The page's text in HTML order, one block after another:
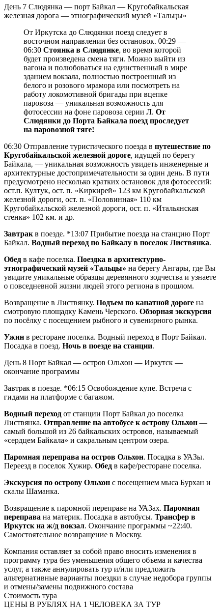
День 7 Слюдянка — порт Байкал — Кругобайкальская
железная дорога — этнографический музей «Тальцы»
От Иркутска до Слюдянки поезд следует в
восточном направлении без остановок. 00:29 —
06:30 Стоянка в Слюдянке, во время которой
будет произведена смена тяги. Можно выйти из
вагона и полюбоваться на единственный в мире
зданием вокзала, полностью построенный из
белого и розового мрамора или посмотреть на
работу локомотивной бригады при вцепке
паровоза — уникальная возможность для
фотосессии на фоне паровоза серии Л. От
Слюдянки до Порта Байкала поезд проследует
на паровозной тяге!
06:30 Отправление туристического поезда в путешествие по
Кругобайкальской железной дороге, идущей по берегу
Байкала, — уникальная возможность увидеть инженерные и
архитектурные достопримечательности за один день. В пути
предусмотрено несколько кратких остановок для фотосессий:
ост.п. Култук, ост. п. «Киркирей» 123 км Кругобайкальской
железной дороги, ост. п. «Половинная» 110 км
Кругобайкальской железной дороги, ост. п. «Итальянская
стенка» 102 км. и др.
Завтрак в поезде. *13:07 Прибытие поезда на станцию Порт
Байкал. Водный переход по Байкалу в поселок Листвянка.
Обед в кафе поселка. Поездка в архитектурно-
этнографический музей «Тальцы» на берегу Ангары, где Вы
увидите уникальные образцы деревянного зодчества и узнаете
о повседневной жизни людей этого региона в прошлом.
Возвращение в Листвянку. Подъем по канатной дороге на
смотровую площадку Камень Черского. Обзорная экскурсия
по посёлку с посещением рыбного и сувенирного рынка.
Ужин в ресторане поселка. Водный переход в Порт Байкал.
Посадка в поезд. Ночь в поезде на станции.
День 8 Порт Байкал — остров Ольхон — Иркутск —
окончание программы
Завтрак в поезде. *06:15 Освобождение купе. Встреча с
гидами на платформе с багажом.
Водный переход от станции Порт Байкал до поселка
Листвянка. Отправление на автобусе к острову Ольхон —
самый большой из 26 байкальских островов, называемый
«сердцем Байкала» и сакральным центром озера.
Паромная переправа на остров Ольхон. Посадка в УАЗы.
Переезд в поселок Хужир. Обед в кафе/ресторане поселка.
Экскурсия по острову Ольхон с посещением мыса Бурхан и
скалы Шаманка.
Возвращение к паромной переправе на УАЗах. Паромная
переправа на материк. Посадка в автобусы. Трансфер в
Иркутск на ж/д вокзал. Окончание программы ~22:40.
Самостоятельное возвращение в Москву.
Компания оставляет за собой право вносить изменения в
программу тура без уменьшения общего объема и качества
услуг, а также аннулировать тур и/или предложить
альтернативные варианты поездки в случае недобора группы
и отмены/замены подвижного состава
Стоимость тура
ЦЕНЫ В РУБЛЯХ НА 1 ЧЕЛОВЕКА ЗА ТУР